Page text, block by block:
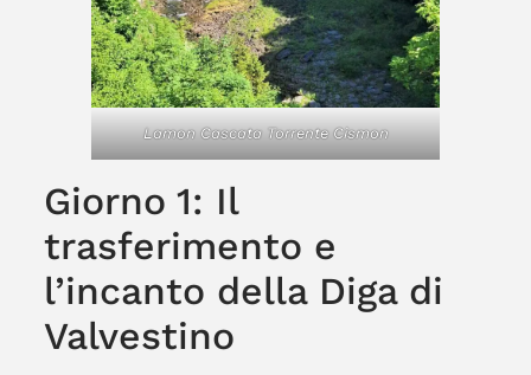
Lamon Cascata Torrente Cismon
Giorno 1: Il
trasferimento e
l’incanto della Diga di
Valvestino